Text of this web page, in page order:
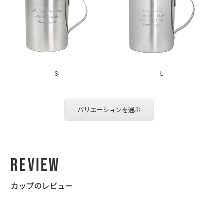
S L
バリエーションを選ぶ
Review
カップのレビュー